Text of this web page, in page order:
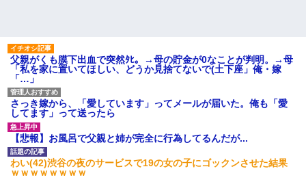
父親がくも膜下出血で突然ﾀﾋ。→母の貯金が0なことが判明。→母
「私を家に置いてほしい、どうか見捨てないで(土下座」俺・嫁
「…」
さっき嫁から、「愛しています」ってメールが届いた。俺も「愛
してます」って送ったら
【悲報】お風呂で父親と姉が完全に行為してるんだが...
わい(42)渋谷の夜のサービスで19の女の子にゴックンさせた結果
ｗｗｗｗｗｗｗｗ